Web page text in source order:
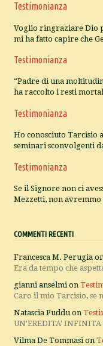
Testimonianza
Voglio ringraziare Dio
mi ha fatto capire che
Testimonianza
“Padre di una
ha raccolto i resti
Testimonianza
Ho conosciuto Tarcisio
seminari sconvolgenti
Testimonianza
Se il Signore non ci
Mezzetti, non avremmo
COMMENTI RECENTI
Francesca M. Perugia
Era da tempo che
gianni anselmi on
Caro il mio Tarcisio, se
Natascia Puddu on
UN'EREDITA' INFINITA
Vilma De Tommasi on